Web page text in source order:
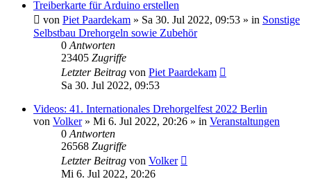
Treiberkarte für Arduino erstellen
von Piet Paardekam » Sa 30. Jul 2022, 09:53 » in Sonstige
Selbstbau Drehorgeln sowie Zubehör
0Antworten
23405 Zugriffe
Letzter Beitrag von Piet Paardekam
Sa 30. Jul 2022, 09:53
Videos: 41. Internationales Drehorgelfest 2022 Berlin
von Volker» Mi 6. Jul 2022, 20:26 » in Veranstaltungen
0Antworten
26568 Zugriffe
Letzter Beitrag von Volker
Mi 6. Jul 2022, 20:26